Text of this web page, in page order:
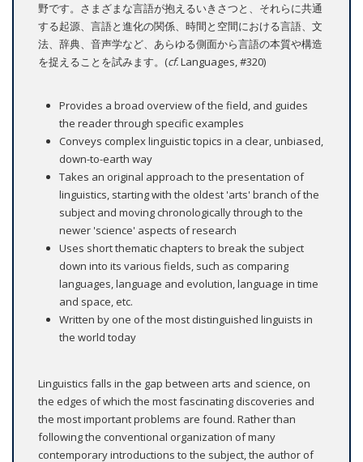
野です。さまざまな言語が抱えるいきさつと、それらに共通
する起源、言語と進化の関係、時間と空間における言語、文
法、辞典、音声学など、あらゆる側面から言語の本質や構造
を捉えることを試みます。(cf.Languages, #320)
Provides a broad overview of the field, and guides
the reader through specific examples
Conveys complex linguistic topics in a clear, unbiased,
down-to-earth way
Takes an original approach to the presentation of
linguistics, starting with the oldest 'arts' branch of the
subject and moving chronologically through to the
newer 'science' aspects of research
Uses short thematic chapters to break the subject
down into its various fields, such as comparing
languages, language and evolution, language in time
and space, etc.
Written by one of the most distinguished linguists in
the world today
Linguistics falls in the gap between arts and science, on
the edges of which the most fascinating discoveries and
the most important problems are found. Rather than
following the conventional organization of many
contemporary introductions to the subject, the author of